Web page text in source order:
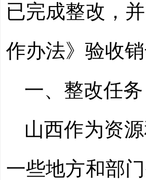
已完成整改，
作办法》验收
一、整改任务
山西作为资
一些地方和部